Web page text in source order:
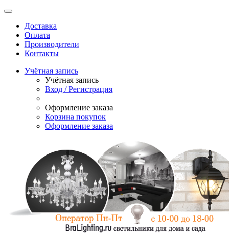
Доставка
Оплата
Производители
Контакты
Учётная запись
Учётная запись
Вход / Регистрация
Оформление заказа
Корзина покупок
Оформление заказа